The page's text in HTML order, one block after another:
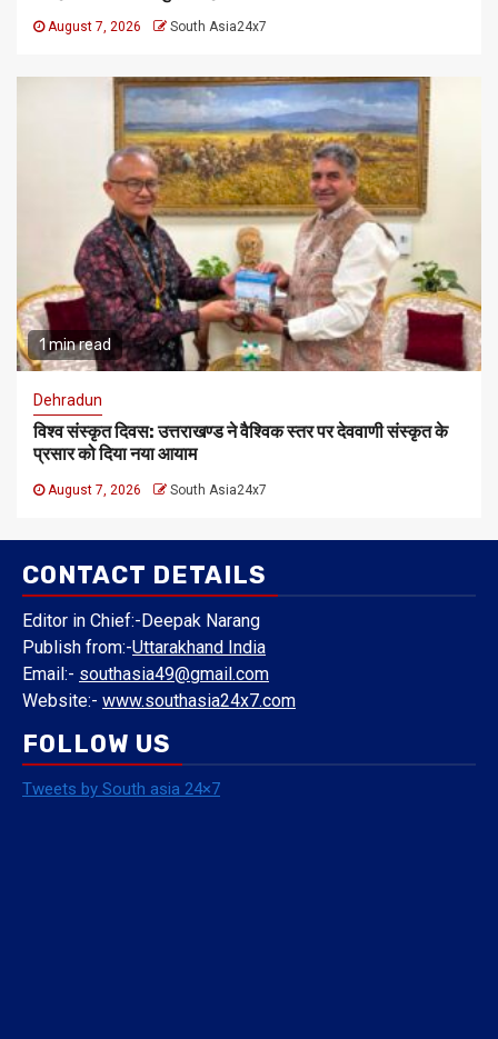
August 7, 2026 South Asia24x7
1 min read
Dehradun
विश्व संस्कृत दिवस: उत्तराखण्ड ने वैश्विक स्तर पर देववाणी संस्कृत के
प्रसार को दिया नया आयाम
August 7, 2026 South Asia24x7
CONTACT DETAILS
Editor in Chief:-Deepak Narang
Publish from:-Uttarakhand India
Email:- southasia49@gmail.com
Website:- www.southasia24x7.com
FOLLOW US
Tweets by South asia 24×7